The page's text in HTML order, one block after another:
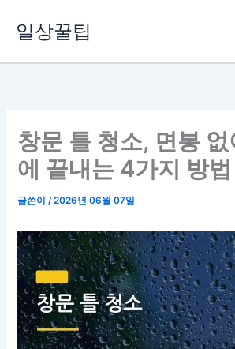
로
일상꿀팁
창문 틀 청소, 면봉
에 끝내는 4가지 방법
글쓴이/2026년 06월 07일